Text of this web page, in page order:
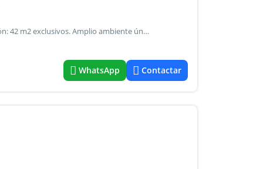
Dorrego 1221. Próximo a bv. Oroño y el centro. Distribución: 42 m2 exclusivos. Amplio ambiente único. Cocina totalmente equipada. Baño completo. Placard empotrado. Calidad de terminación: pisos en porcelanato. Carpintería de primera línea, efe u. Grifería fv, sanitarios ferrum. Aberturas en aluminio marca aluar, modelo módena. Cuenta con persianas. C.I. Mat. Nro.: 2443 - federico pozzi
WhatsApp Contactar